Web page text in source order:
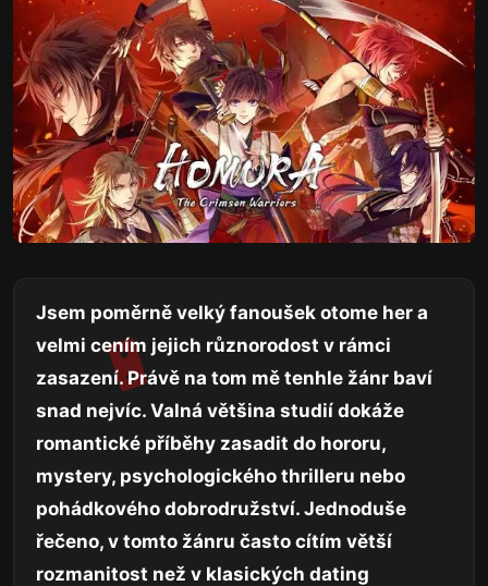
Jsem poměrně velký fanoušek otome her a
velmi cením jejich různorodost v rámci
zasazení. Právě na tom mě tenhle žánr baví
snad nejvíc. Valná většina studií dokáže
romantické příběhy zasadit do hororu,
mystery, psychologického thrilleru nebo
pohádkového dobrodružství. Jednoduše
řečeno, v tomto žánru často cítím větší
rozmanitost než v klasických dating